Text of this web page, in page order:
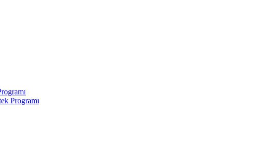
Programı